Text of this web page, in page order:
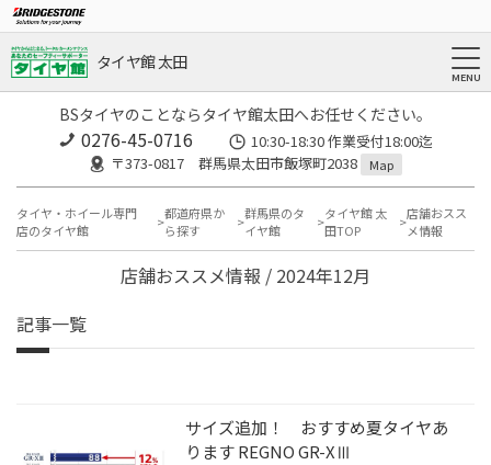
タイヤ館 太田
BSタイヤのことならタイヤ館太田へお任せください。
0276-45-0716
10:30-18:30 作業受付18:00迄
〒373-0817 群馬県太田市飯塚町2038
Map
タイヤ・ホイール専門
店のタイヤ館
都道府県か
ら探す
群馬県のタ
イヤ館
タイヤ館 太
田TOP
店舗おスス
メ情報
店舗おススメ情報 / 2024年12月
記事一覧
サイズ追加！ おすすめ夏タイヤあ
ります REGNO GR-XⅢ